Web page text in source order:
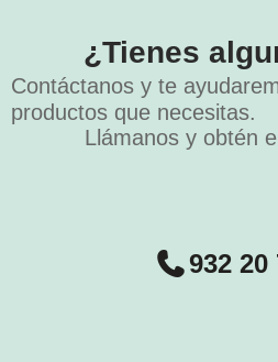
¿Tienes
Contáctanos y te
productos que necesitas.
Llámanos y obtén
932 20